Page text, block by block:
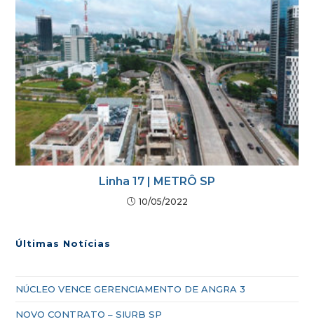
Linha 17 | METRÔ SP
10/05/2022
Últimas Notícias
NÚCLEO VENCE GERENCIAMENTO DE ANGRA 3
NOVO CONTRATO – SIURB SP